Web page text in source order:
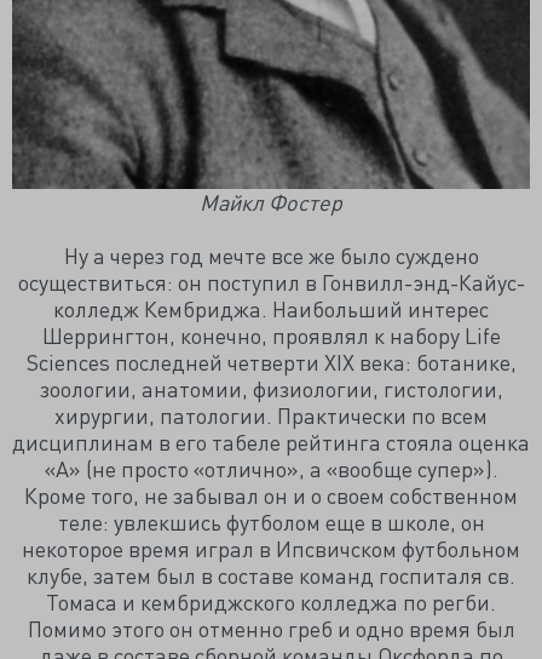
Майкл Фостер
Ну а через год мечте все же было суждено
осуществиться: он поступил в Гонвилл-энд-Кайус-
колледж Кембриджа. Наибольший интерес
Шеррингтон, конечно, проявлял к набору Life
Sciences последней четверти XIX века: ботанике,
зоологии, анатомии, физиологии, гистологии,
хирургии, патологии. Практически по всем
дисциплинам в его табеле рейтинга стояла оценка
«А» (не просто «отлично», а «вообще супер»).
Кроме того, не забывал он и о своем собственном
теле: увлекшись футболом еще в школе, он
некоторое время играл в Ипсвичском футбольном
клубе, затем был в составе команд госпиталя св.
Томаса и кембриджского колледжа по регби.
Помимо этого он отменно греб и одно время был